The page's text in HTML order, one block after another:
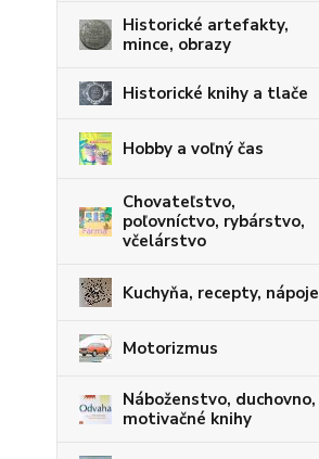
Historické artefakty,
mince, obrazy
Historické knihy a tlače
Hobby a voľný čas
Chovateľstvo,
poľovníctvo, rybárstvo,
včelárstvo
Kuchyňa, recepty, nápoje
Motorizmus
Náboženstvo, duchovno,
motivačné knihy